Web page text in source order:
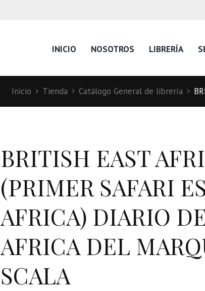
INICIO NOSOTROS LIBRERÍA
Inicio Tienda Catálogo General de librería
BRITISH EAST
(PRIMER SAFARI
AFRICA) DIARIO
AFRICA DEL
SCALA